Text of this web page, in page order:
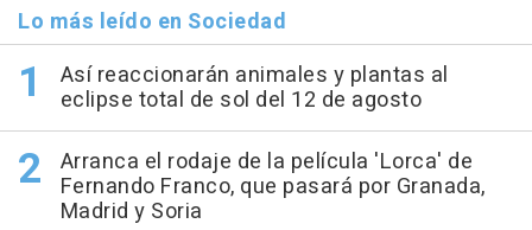
Lo más leído en Sociedad
Así reaccionarán animales y plantas al
eclipse total de sol del 12 de agosto
Arranca el rodaje de la película 'Lorca' de
Fernando Franco, que pasará por Granada,
Madrid y Soria